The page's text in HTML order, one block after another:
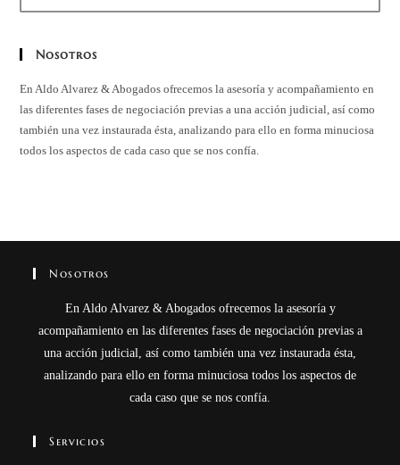
Nosotros
En Aldo Alvarez & Abogados ofrecemos la asesoría y acompañamiento en
las diferentes fases de negociación previas a una acción judicial, así como
también una vez instaurada ésta, analizando para ello en forma minuciosa
todos los aspectos de cada caso que se nos confía.
Nosotros
En Aldo Alvarez & Abogados ofrecemos la asesoría y
acompañamiento en las diferentes fases de negociación previas a
una acción judicial, así como también una vez instaurada ésta,
analizando para ello en forma minuciosa todos los aspectos de
cada caso que se nos confía.
Servicios